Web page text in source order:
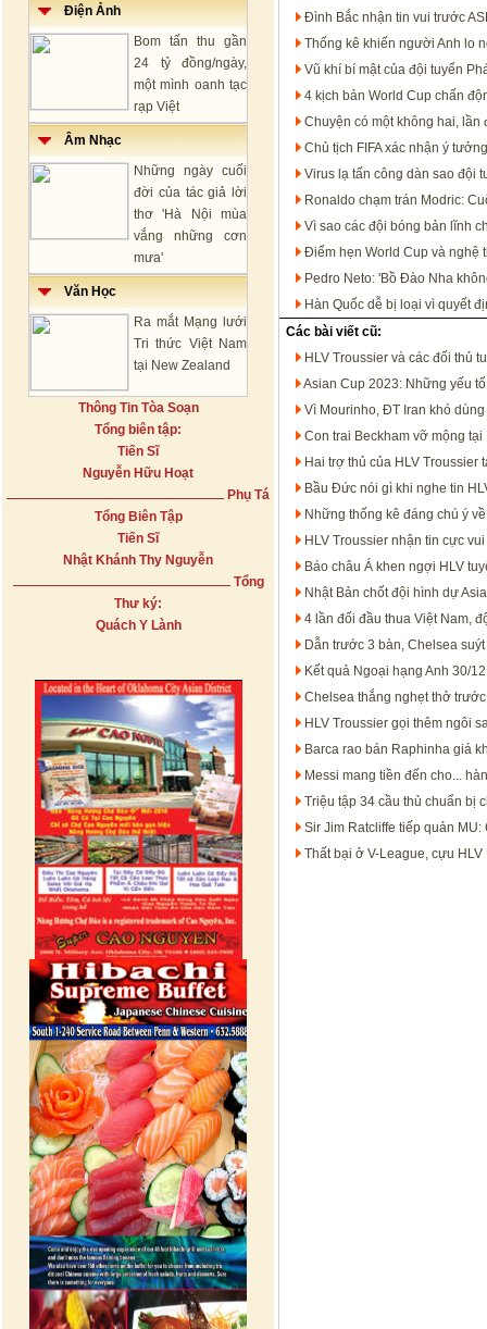
Điện Ảnh
Bom tấn thu gần
24 tỷ đồng/ngày,
một mình oanh tạc
rạp Việt
Âm Nhạc
Những ngày cuối
đời của tác giả lời
thơ 'Hà Nội mùa
vắng những cơn
mưa'
Văn Học
Ra mắt Mạng lưới
Tri thức Việt Nam
tại New Zealand
Thông Tin Tòa Soạn
Tổng biên tập:
Tiến Sĩ
Nguyễn Hữu Hoạt
Phụ Tá
Tổng Biên Tập
Tiến Sĩ
Nhật Khánh Thy Nguyễn
Tổng
Thư ký:
Quách Y Lành
Đình Bắc nhận tin vui trước
Thống kê khiến người Anh lo
Vũ khí bí mật của đội tuyển
4 kịch bản World Cup chấn
Chuyện có một không hai, lần
Chủ tịch FIFA xác nhận ý
Virus lạ tấn công dàn sao đội
Ronaldo chạm trán Modric:
Vì sao các đội bóng bản lĩnh
Điểm hẹn World Cup và nghệ
Pedro Neto: 'Bồ Đào Nha
Hàn Quốc dễ bị loại vì quyết
Các bài viết cũ:
HLV Troussier và các đối thủ
Asian Cup 2023: Những yếu
Vì Mourinho, ĐT Iran khó
Con trai Beckham vỡ mộng tại
Hai trợ thủ của HLV Troussier
Bầu Đức nói gì khi nghe tin
Những thống kê đáng chú ý
HLV Troussier nhận tin cực
Báo châu Á khen ngợi HLV
Nhật Bản chốt đội hình dự
4 lần đối đầu thua Việt Nam,
Dẫn trước 3 bàn, Chelsea
Kết quả Ngoại hạng Anh 30/
Chelsea thắng nghẹt thở
HLV Troussier gọi thêm ngôi
Barca rao bán Raphinha giá
Messi mang tiền đến cho...
Triệu tập 34 cầu thủ chuẩn bị
Sir Jim Ratcliffe tiếp quản
Thất bại ở V-League, cựu